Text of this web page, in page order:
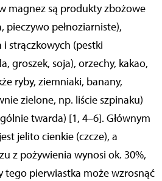
magnez są produkty zbożowe
pieczywo pełnoziarniste),
strączkowych (pestki
groszek, soja), orzechy, kakao,
ryby, ziemniaki, banany,
zielone, np. liś­cie szpinaku)
twarda) [1, 4–6]. Głównym
jelito cienkie (czcze), a
z pożywienia wynosi ok. 30%,
tego pierwiastka może wzrosnąć